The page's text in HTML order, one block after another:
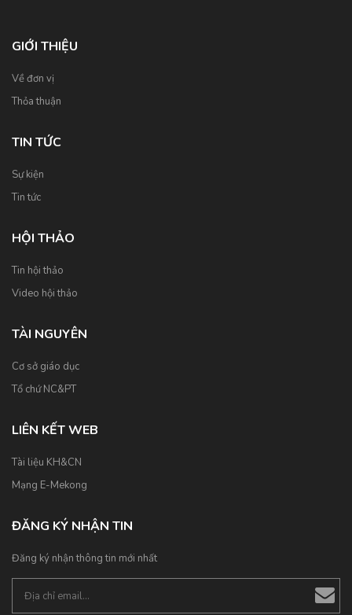
GIỚI THIỆU
Về đơn vị
Thỏa thuận
TIN TỨC
Sự kiện
Tin tức
HỘI THẢO
Tin hội thảo
Video hội thảo
TÀI NGUYÊN
Cơ sở giáo dục
Tổ chứ NC&PT
LIÊN KẾT WEB
Tài liệu KH&CN
Mạng E-Mekong
ĐĂNG KÝ NHẬN TIN
Đăng ký nhận thông tin mới nhất